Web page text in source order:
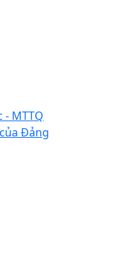
MTTQ
Đảng